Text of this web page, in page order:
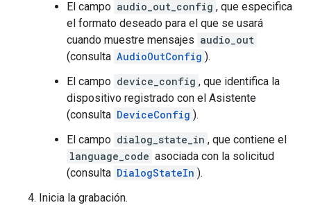
El campo audio_out_config , que especifica
el formato deseado para el que se usará
cuando muestre mensajes audio_out
(consulta AudioOutConfig ).
El campo device_config , que identifica la
dispositivo registrado con el Asistente
(consulta DeviceConfig ).
El campo dialog_state_in , que contiene el
language_code asociada con la solicitud
(consulta DialogStateIn ).
Inicia la grabación.